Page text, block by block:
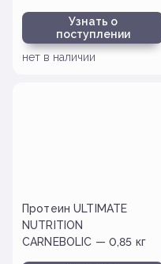
Узнать о
поступлении
нет в наличии
Протеин ULTIMATE
NUTRITION
CARNEBOLIC — 0,85 кг